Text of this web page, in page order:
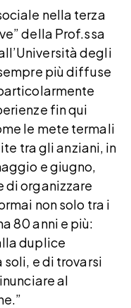
nella terza
della Prof.ssa
degli
più diffuse
fin qui
le mete termali
tra gli anziani, in
e giugno,
di organizzare
non solo tra i
80 anni e più:
duplice
e di trovarsi
al